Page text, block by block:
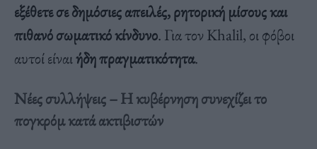
εξέθετε σε δημόσιες απειλές, ρητορική μίσους και
πιθανό σωματικό κίνδυνο. Για τον Khalil, οι φόβοι
αυτοί είναιήδη πραγματικότητα.
Νέες συλλήψεις – Η κυβέρνηση συνεχίζει το
πογκρόμ κατά ακτιβιστών